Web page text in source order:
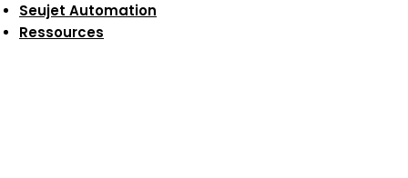
Seujet Automation
Ressources